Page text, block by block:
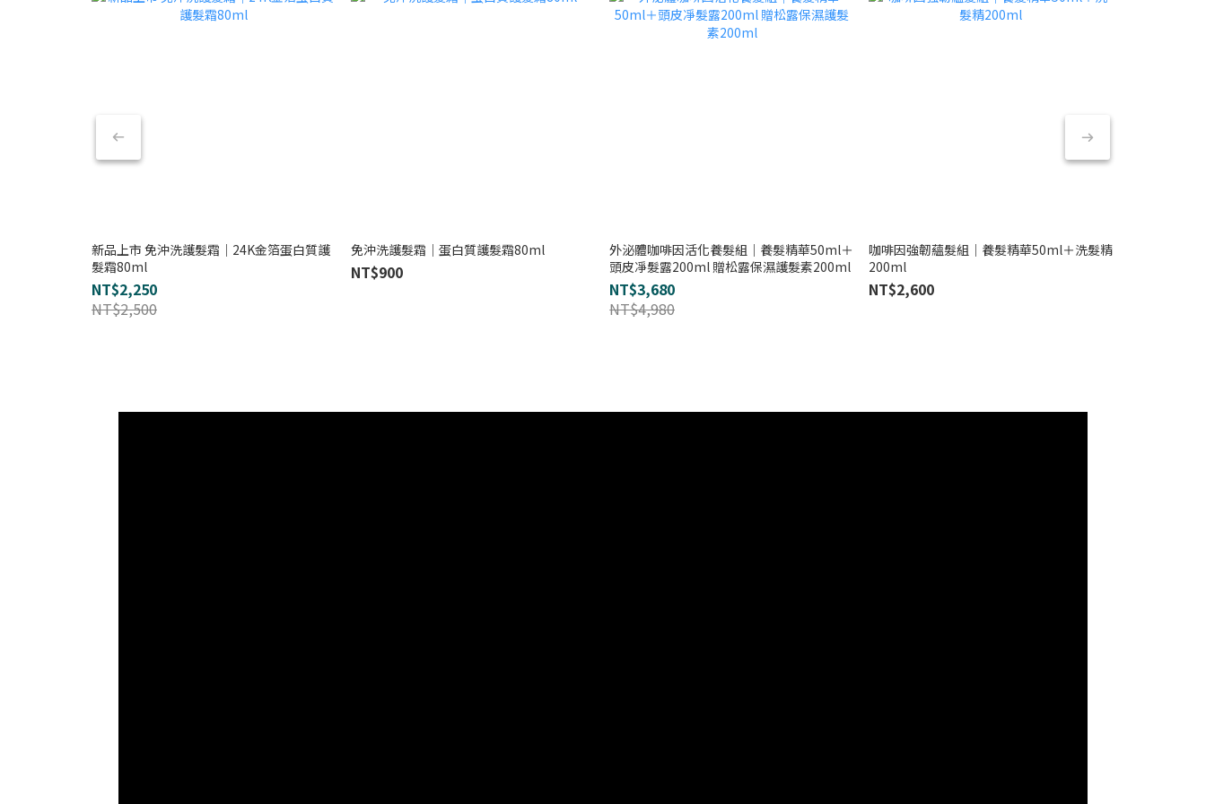
新品上市 免沖洗護髮霜｜24K金箔蛋白質護
髮霜80ml
NT$2,250
NT$2,500
免沖洗護髮霜｜蛋白質護髮霜80ml
NT$900
外泌體咖啡因活化養髮組｜養髮精華50ml＋
頭皮凈髮露200ml 贈松露保濕護髮素200ml
NT$3,680
NT$4,980
咖啡因強韌蘊髮組｜養髮精華50ml＋洗髮精
200ml
NT$2,600